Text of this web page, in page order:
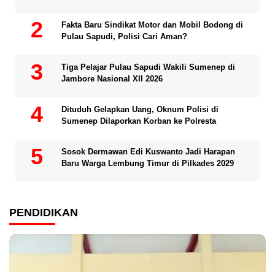
Fakta Baru Sindikat Motor dan Mobil Bodong di
Pulau Sapudi, Polisi Cari Aman?
Tiga Pelajar Pulau Sapudi Wakili Sumenep di
Jambore Nasional XII 2026
Dituduh Gelapkan Uang, Oknum Polisi di
Sumenep Dilaporkan Korban ke Polresta
Sosok Dermawan Edi Kuswanto Jadi Harapan
Baru Warga Lembung Timur di Pilkades 2029
PENDIDIKAN